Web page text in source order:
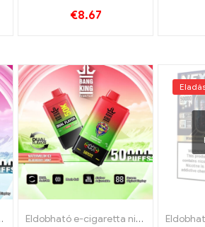
érdekében
€8.67
,Eldobható e-cigaretta,Eldobható e-
Eldobható e-cigaretta nikotinnal ,